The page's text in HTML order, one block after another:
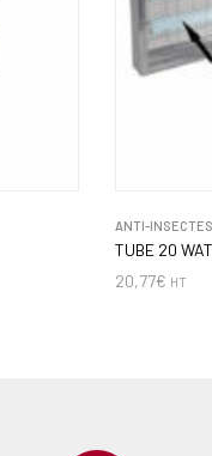
ANTI-INSECTES
TUBE 20
20,77€ HT